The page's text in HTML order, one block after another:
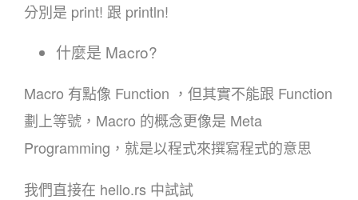
分別是 print! 跟 println!
什麼是 Macro?
Macro 有點像 Function ，但其實不能跟 Function
劃上等號，Macro 的概念更像是 Meta
Programming，就是以程式來撰寫程式的意思
我們直接在 hello.rs 中試試